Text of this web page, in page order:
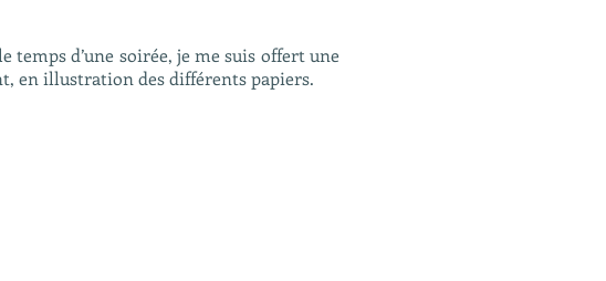
d’une soirée, je me suis offert une
en illustration des différents papiers.